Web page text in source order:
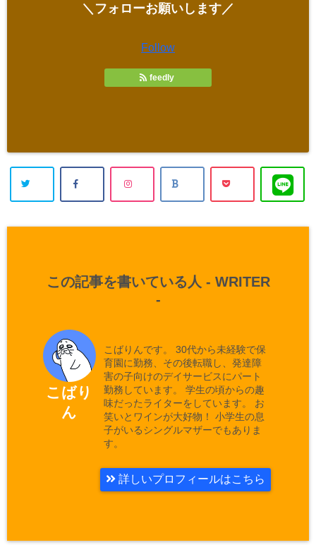
＼フォローお願いします／
Follow
feedly
この記事を書いている人 - WRITER
-
こばり
ん
こばりんです。 30代から未経験で保
育園に勤務、その後転職し、発達障
害の子向けのデイサービスにパート
勤務しています。 学生の頃からの趣
味だったライターをしています。 お
笑いとワインが大好物！ 小学生の息
子がいるシングルマザーでもありま
す。
詳しいプロフィールはこちら